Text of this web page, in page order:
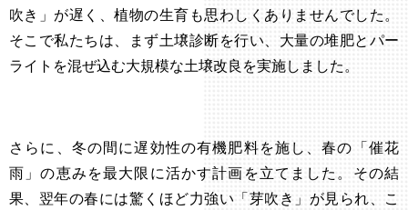
吹き」が遅く、植物の生育も思わしくありませんでした。
そこで私たちは、まず土壌診断を行い、大量の堆肥とパー
ライトを混ぜ込む大規模な土壌改良を実施しました。
さらに、冬の間に遅効性の有機肥料を施し、春の「催花
雨」の恵みを最大限に活かす計画を立てました。その結
果、翌年の春には驚くほど力強い「芽吹き」が見られ、こ